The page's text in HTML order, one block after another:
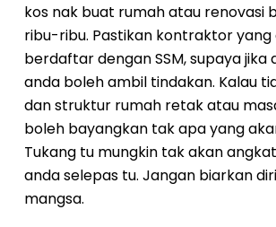
kos nak buat rumah atau renovasi
ribu-ribu. Pastikan kontraktor yang
berdaftar dengan SSM, supaya jika
anda boleh ambil tindakan. Kalau
dan struktur rumah retak atau
boleh bayangkan tak apa yang
Tukang tu mungkin tak akan
anda selepas tu. Jangan biarkan
mangsa.